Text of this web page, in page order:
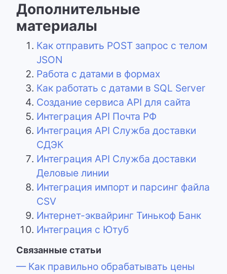
Дополнительные
материалы
Как отправить POST запрос с телом
JSON
Работа с датами в формах
Как работать с датами в SQL Server
Создание сервиса API для сайта
Интеграция API Почта РФ
Интеграция API Служба доставки
СДЭК
Интеграция API Служба доставки
Деловые линии
Интеграция импорт и парсинг файла
CSV
Интернет-эквайринг Тинькоф Банк
Интеграция с Ютуб
Связанные статьи
— Как правильно обрабатывать цены